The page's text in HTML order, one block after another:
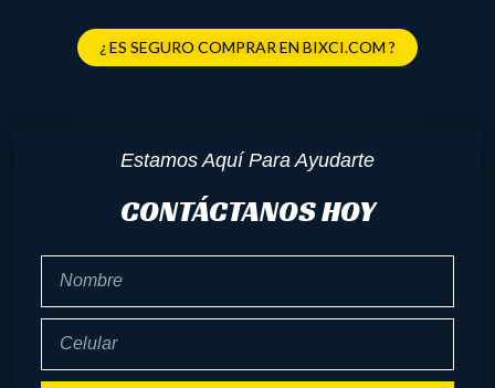
¿ ES SEGURO COMPRAR EN BIXCI.COM ?
Estamos Aquí Para Ayudarte
CONTÁCTANOS HOY